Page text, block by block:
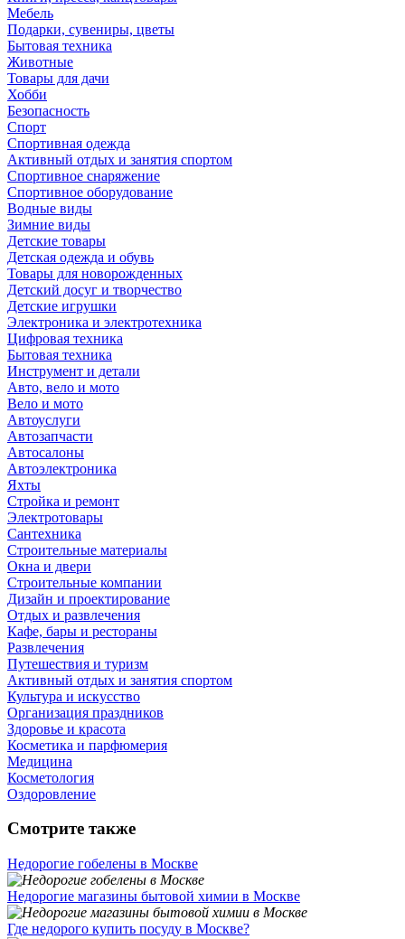
Мебель
Подарки, сувениры, цветы
Бытовая техника
Животные
Товары для дачи
Хобби
Безопасность
Спорт
Спортивная одежда
Активный отдых и занятия спортом
Спортивное снаряжение
Спортивное оборудование
Водные виды
Зимние виды
Детские товары
Детская одежда и обувь
Товары для новорожденных
Детский досуг и творчество
Детские игрушки
Электроника и электротехника
Цифровая техника
Бытовая техника
Инструмент и детали
Авто, вело и мото
Вело и мото
Автоуслуги
Автозапчасти
Автосалоны
Автоэлектроника
Яхты
Стройка и ремонт
Электротовары
Сантехника
Строительные материалы
Окна и двери
Строительные компании
Дизайн и проектирование
Отдых и развлечения
Кафе, бары и рестораны
Развлечения
Путешествия и туризм
Активный отдых и занятия спортом
Культура и искусство
Организация праздников
Здоровье и красота
Косметика и парфюмерия
Медицина
Косметология
Оздоровление
Смотрите также
Недорогие гобелены в Москве
Недорогие магазины бытовой химии в Москве
Где недорого купить посуду в Москве?